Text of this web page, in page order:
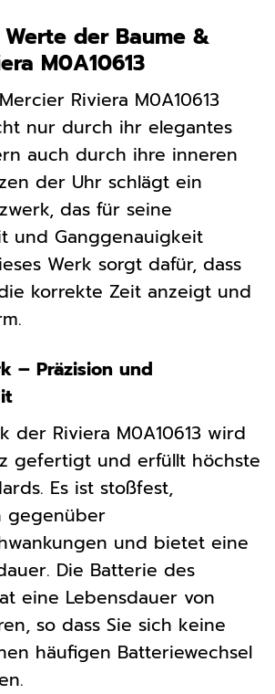
der Baume &
M0A10613
Riviera M0A10613
nur durch ihr elegantes
auch durch ihre inneren
der Uhr schlägt ein
das für seine
und Ganggenauigkeit
Werk sorgt dafür, dass
korrekte Zeit anzeigt und
– Präzision und
der Riviera M0A10613 wird
gefertigt und erfüllt höchste
Es ist stoßfest,
gegenüber
und bietet eine
Die Batterie des
eine Lebensdauer von
so dass Sie sich keine
häufigen Batteriewechsel